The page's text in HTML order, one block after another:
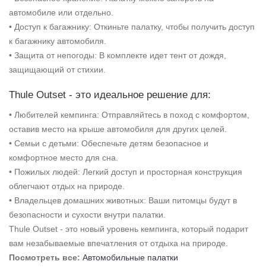
автомобиле или отдельно.
• Доступ к багажнику: Откиньте палатку, чтобы получить доступ
к багажнику автомобиля.
• Защита от непогоды: В комплекте идет тент от дождя,
защищающий от стихии.
Thule Outset - это идеальное решение для:
• Любителей кемпинга: Отправляйтесь в поход с комфортом,
оставив место на крыше автомобиля для других целей.
• Семьи с детьми: Обеспечьте детям безопасное и
комфортное место для сна.
• Пожилых людей: Легкий доступ и просторная конструкция
облегчают отдых на природе.
• Владельцев домашних животных: Ваши питомцы будут в
безопасности и сухости внутри палатки.
Thule Outset - это новый уровень кемпинга, который подарит
вам незабываемые впечатления от отдыха на природе.
Посмотреть все: Автомобильные палатки